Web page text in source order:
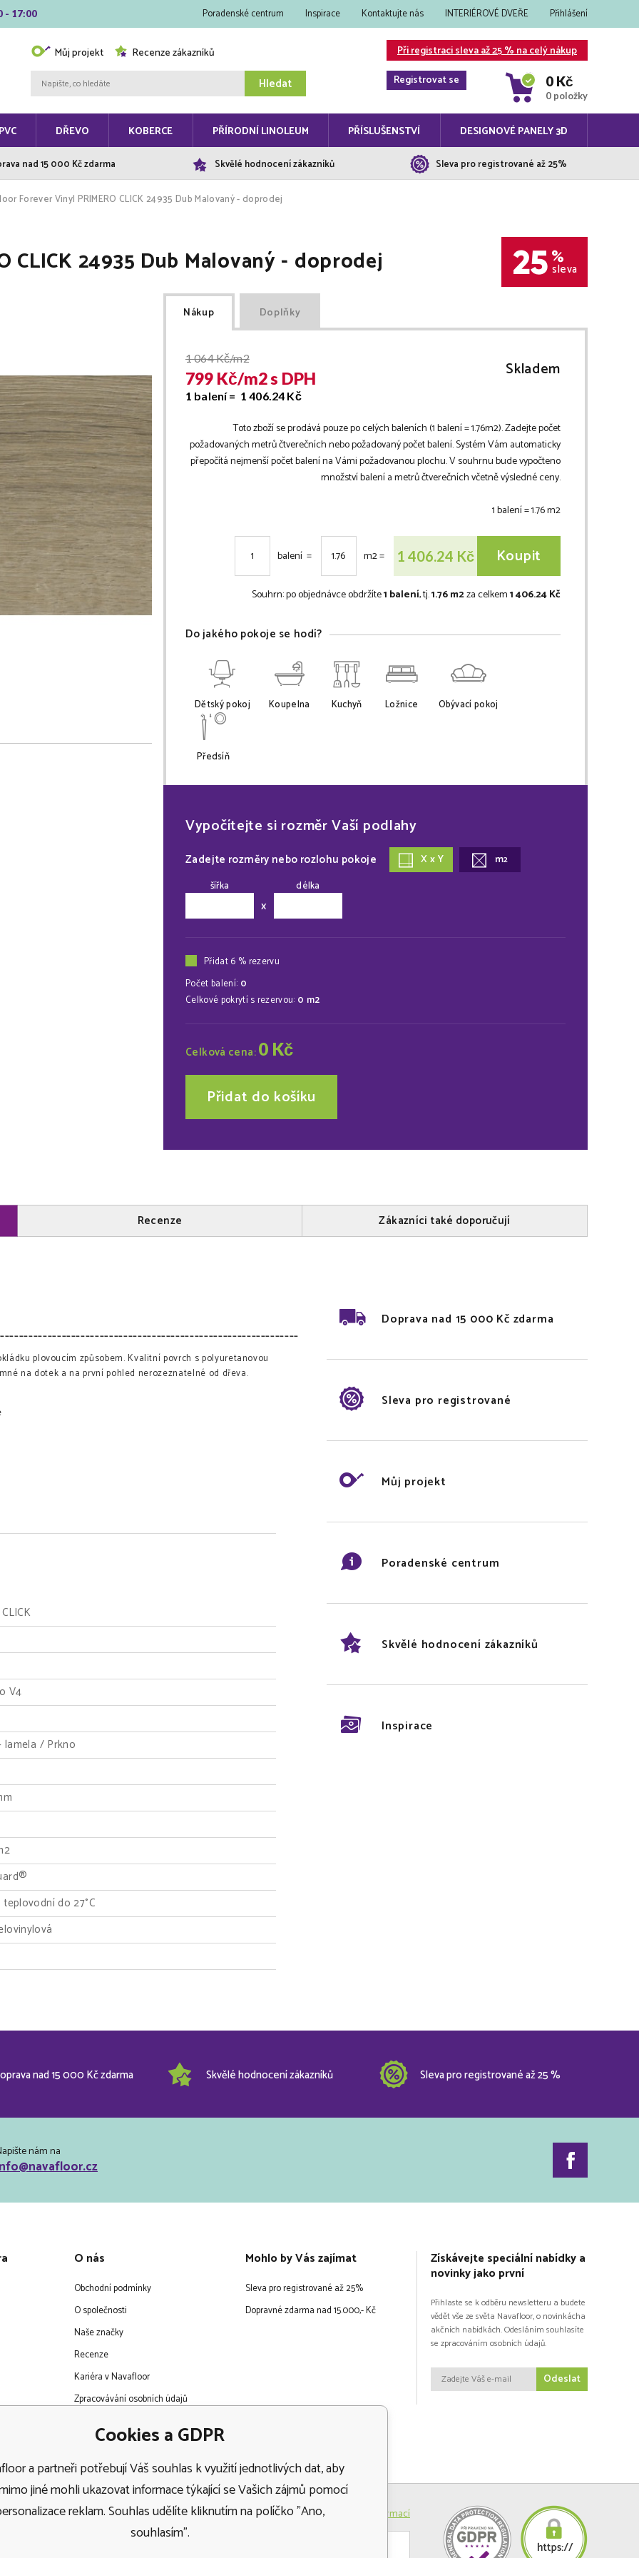
- 17:00 Poradenské centrum Inspirace Kontaktujte nás INTERIÉROVÉ DVEŘE Přihlášení
Můj projekt Recenze zákazníků
Hledat
Při registraci sleva až 25 % na celý nákup
Registrovat se
0 Kč
0 položky
PVC DŘEVO KOBERCE PŘÍRODNÍ LINOLEUM PŘÍSLUŠENSTVÍ DESIGNOVÉ PANELY 3D
nad 15 000 Kč zdarma Skvělé hodnocení zákazníků Sleva pro registrované až 25%
Forever Vinyl PRIMERO CLICK 24935 Dub Malovaný - doprodej
CLICK 24935 Dub Malovaný - doprodej 25 %
sleva
Nákup Doplňky
1 064Kč/m2
799 Kč/m2s DPH
1 balení = 1 406.24 Kč
Skladem
Toto zboží se prodává pouze po celých baleních (1 balení =1.76m2). Zadejte počet
požadovaných metrů čtverečních nebo požadovaný počet balení. Systém Vám automaticky
přepočítá nejmenší počet balení na Vámi požadovanou plochu. V souhrnu bude vypočteno
množství balení a metrů čtverečních včetně výsledné ceny.
1 balení =1.76m2
balení = m2= 1 406.24 Kč Koupit
Souhrn:po objednávce obdržíte1 balení, tj.1.76 m2za celkem1 406.24 Kč
Do jakého pokoje se hodí?
Dětský pokoj Koupelna Kuchyň Ložnice Obývací pokoj
Předsíň
Vypočítejte si rozměr Vaší podlahy
Zadejte rozměry nebo rozlohu pokoje X x Y m2
šířka
x
délka
Přidat 6 % rezervu
Počet balení: 0
Celkové pokrytí s rezervou: 0 m2
Celková cena:0 Kč
Přidat do košíku
Recenze Zákazníci také doporučují
plovoucím způsobem. Kvalitní povrch s polyuretanovou
na dotek a na první pohled nerozeznatelné od dřeva.
V4
lamela / Prkno
do 27°C
Doprava nad 15 000 Kč zdarma
Sleva pro registrované
Můj projekt
Poradenské centrum
Skvělé hodnocení zákazníků
Inspirace
nad 15 000 Kč zdarma Skvělé hodnocení zákazníků Sleva pro registrované až 25 %
nám na
O nás
Obchodní podmínky
O společnosti
Naše značky
Recenze
Kariéra v Navafloor
Zpracovávání osobních údajů
Mohlo by Vás zajímat
Sleva pro registrované až 25%
Dopravné zdarma nad 15.000,- Kč
Získávejte speciální nabídky a
novinky jako první
Přihlaste se k odběru newsletteru a budete
vědět vše ze světa Navafloor, o novinkácha
akčních nabídkách. Odesláním souhlasíte
se zpracováním osobních údajů.
Odeslat
Doprava Více informací
Cookies a GDPR
a partneři potřebují Váš souhlas k využití jednotlivých dat, aby
jiné mohli ukazovat informace týkající se Vašich zájmů pomocí
reklam. Souhlas udělíte kliknutím na políčko "Ano,
souhlasím".